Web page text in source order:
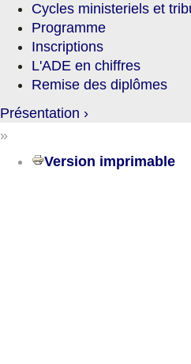
Cycles ministeriels et
Programme
Inscriptions
L'ADE en chiffres
Remise des diplômes
Présentation ›
»
Version imprimable